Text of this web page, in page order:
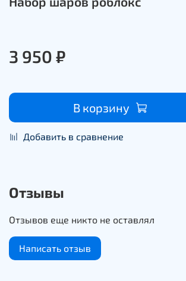
3 950 ₽
В корзину
Добавить в сравнение
Отзывы
Отзывов еще никто не оставлял
Написать отзыв